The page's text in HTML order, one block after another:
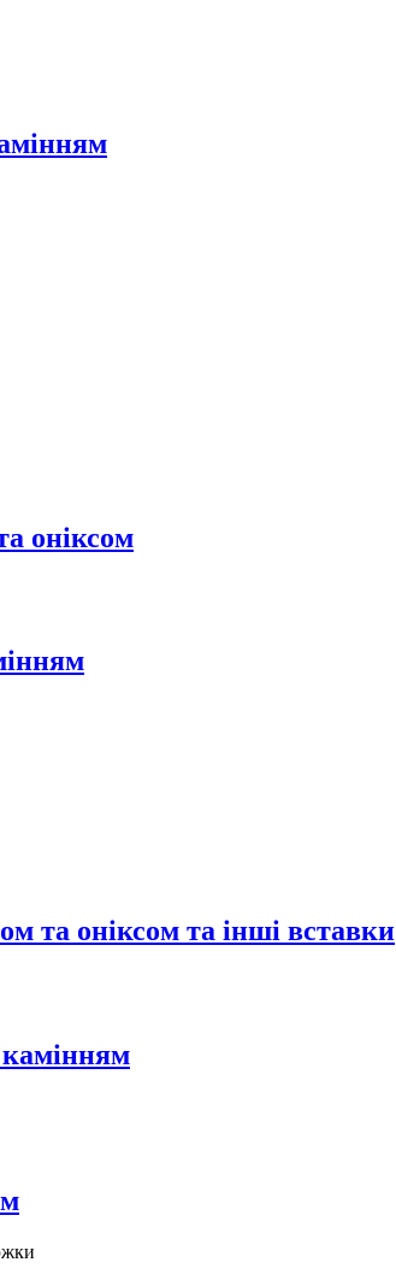
оніксом
та оніксом та інші вставки
камінням